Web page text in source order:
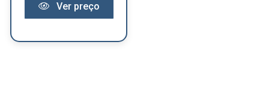
Ver preço